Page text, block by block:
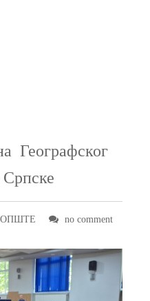
Географског
ОПШТЕ no comment